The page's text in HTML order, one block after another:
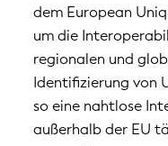
dem European
um die
regionalen und
Identifizierung von
so eine nahtlose
außerhalb der EU